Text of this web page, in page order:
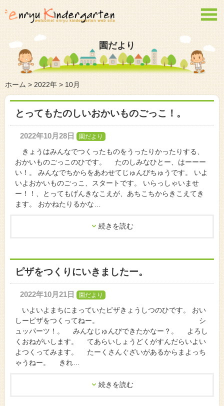

園だより
ホーム>2022年>10月
とってもたのしいおかいものごっこ！。
2022年10月28日 園だより
きょうはみんなでつくったものをうったりかったりする、
おかいものごっこのひです。 たのしみなひとー、はーーー
い！。 みんなでちからをあわせてじゅんびちゅうです。 いよ
いよおかいものごっこ、スタートです。 いらっしゃいませ
ー！！、とってもげんきなこえが、あちこちからきこえてき
ます。 おかねたりるかな…
続きを読む
ピザをつくりにいきましたー。
2022年10月21日 園だより
いよいよまちにまっていたピザきょうしつのひです。 おい
しーピザをつくってねー。 シ
ュッパーツ！。 みんなじゅんびできたかなー？。 よろし
くおねがいします。 てあらいしょうどくがすんだらいよい
よつくってみます。 たーくさんぐざいがあるからまよっち
ゃうねー。 きれ…
続きを読む